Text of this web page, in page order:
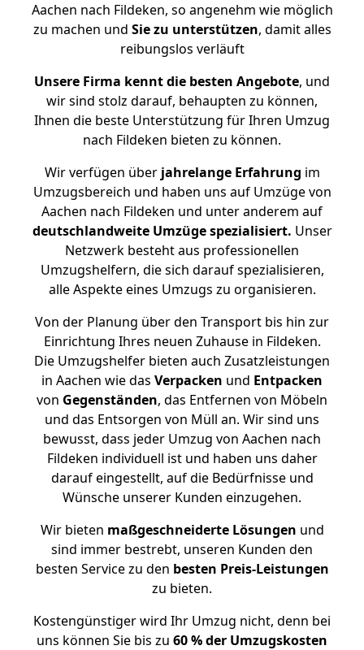
Aachen nach Fildeken, so angenehm wie möglich
zu machen und Sie zu unterstützen, damit alles
reibungslos verläuft
Unsere Firma kennt die besten Angebote, und
wir sind stolz darauf, behaupten zu können,
Ihnen die beste Unterstützung für Ihren Umzug
nach Fildeken bieten zu können.
Wir verfügen überjahrelange Erfahrung im
Umzugsbereich und haben uns auf Umzüge von
Aachen nach Fildeken und unter anderem auf
deutschlandweite Umzüge spezialisiert. Unser
Netzwerk besteht aus professionellen
Umzugshelfern, die sich darauf spezialisieren,
alle Aspekte eines Umzugs zu organisieren.
Von der Planung über den Transport bis hin zur
Einrichtung Ihres neuen Zuhause in Fildeken.
Die Umzugshelfer bieten auch Zusatzleistungen
in Aachen wie das Verpacken und Entpacken
von Gegenständen, das Entfernen von Möbeln
und das Entsorgen von Müll an. Wir sind uns
bewusst, dass jeder Umzug von Aachen nach
Fildeken individuell ist und haben uns daher
darauf eingestellt, auf die Bedürfnisse und
Wünsche unserer Kunden einzugehen.
Wir bieten maßgeschneiderte Lösungen und
sind immer bestrebt, unseren Kunden den
besten Service zu den besten Preis-Leistungen
zu bieten.
Kostengünstiger wird Ihr Umzug nicht, denn bei
uns können Sie bis zu 60 % der Umzugskosten